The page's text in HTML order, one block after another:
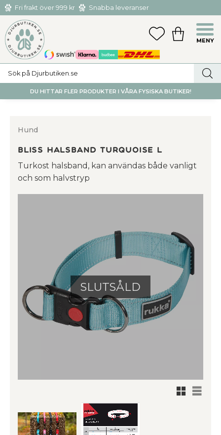
Meny
Fri frakt över 999 kr
Snabba leveranser
Hämta och returnera i butiken i Tumba eller Huddinge C
FAVORITER
KUNDVAGN
DU HITTAR FLER PRODUKTER I VÅRA FYSISKA BUTIKER!
Hund
BLISS Halsband TURQUOISE L
Turkost halsband, kan användas både vanligt
och som halvstryp
SLUTSÅLD
Rutnätsvy
Listvy